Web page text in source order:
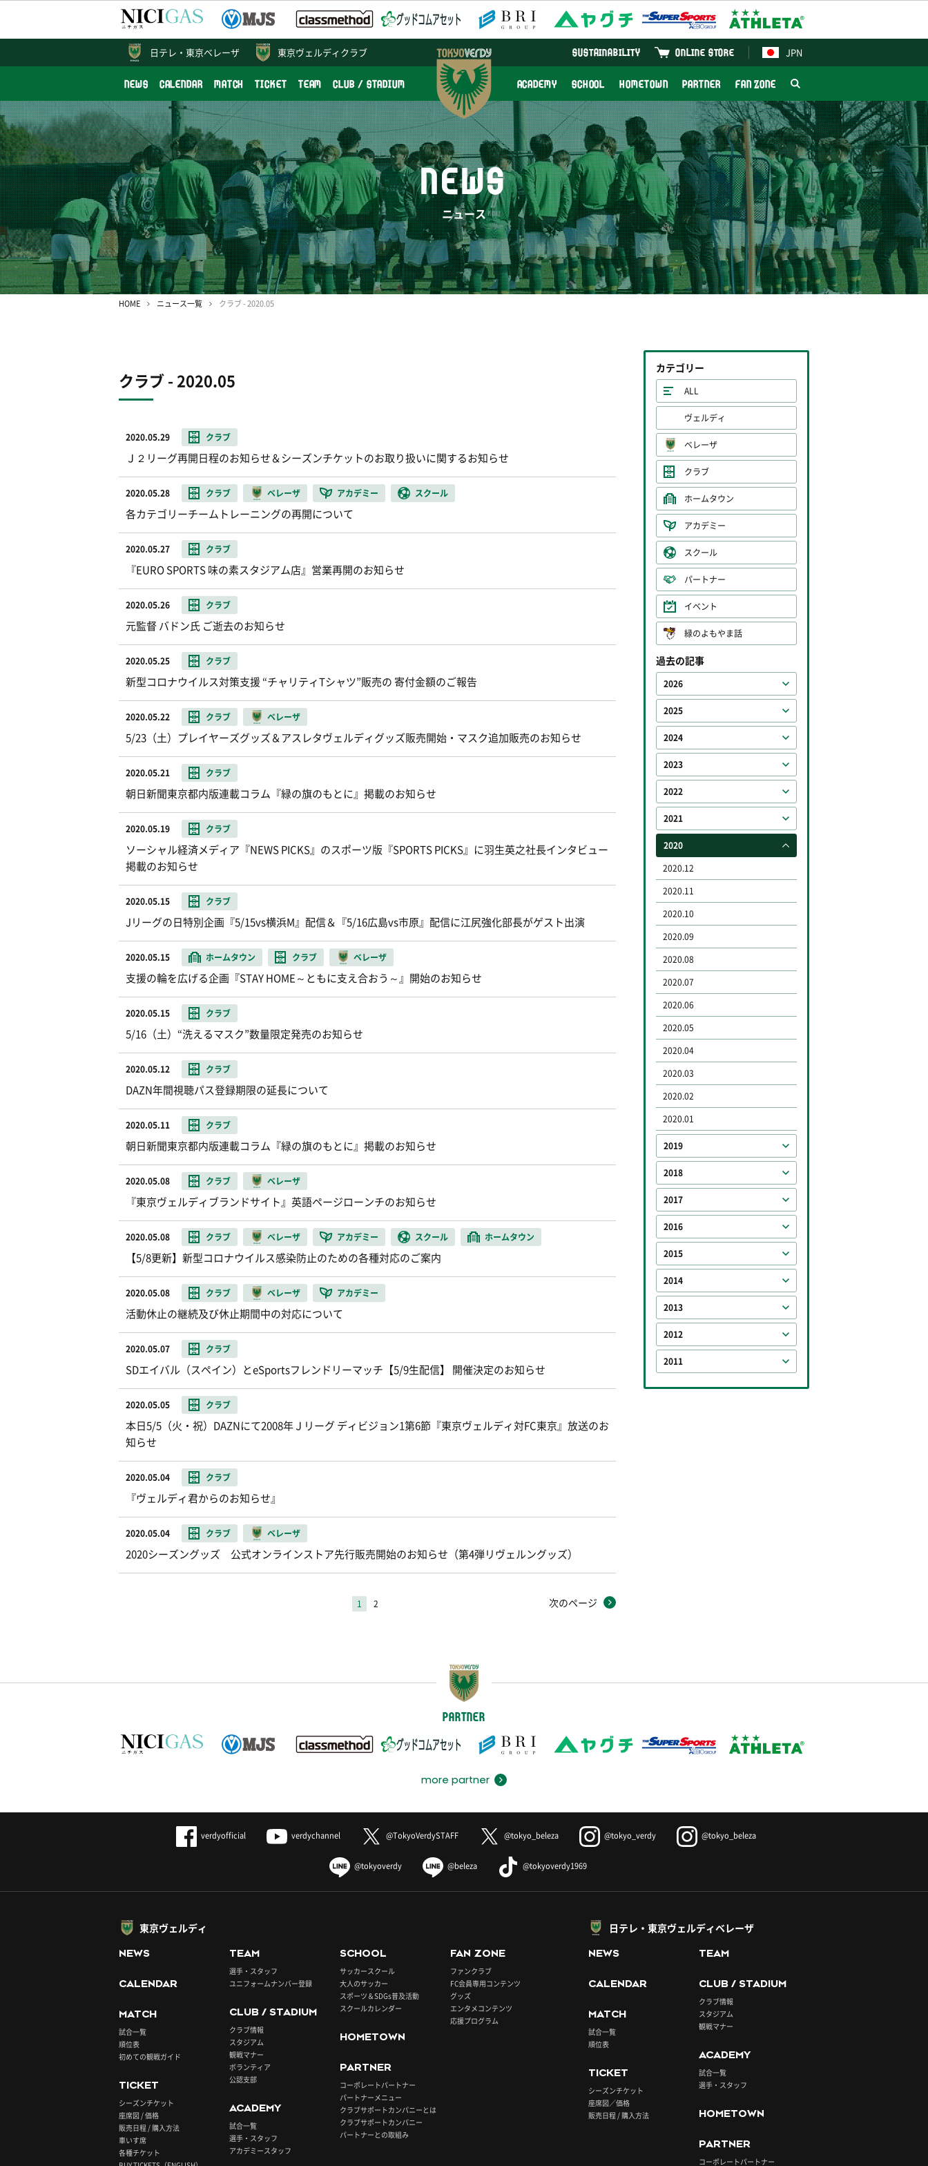
東京ヴェルディクラブ JPN
ONLINE STORE
SUSTAINABILITY
NEWS CALENDAR MATCH TICKET TEAM CLUB / STADIUM ACADEMY SCHOOL HOMETOWN PARTNER FAN ZONE
日テレ・ 東京ベレーザ
NEWS
ニュース
HOME ニュース一覧 クラブ - 2020.05
クラブ - 2020.05
2020.05.29 クラブ
Ｊ２リーグ再開日程のお知らせ＆シーズンチケットのお取り扱いに関するお知らせ
2020.05.28 クラブ ベレーザ アカデミー スクール
各カテゴリーチームトレーニングの再開について
2020.05.27 クラブ
『EURO SPORTS 味の素スタジアム店』営業再開のお知らせ
2020.05.26 クラブ
元監督 バドン氏 ご逝去のお知らせ
2020.05.25 クラブ
新型コロナウイルス対策支援 “チャリティTシャツ”販売の 寄付金額のご報告
2020.05.22 クラブ ベレーザ
5/23（土）プレイヤーズグッズ＆アスレタヴェルディグッズ販売開始・マスク追加販売のお知らせ
2020.05.21 クラブ
朝日新聞東京都内版連載コラム『緑の旗のもとに』掲載のお知らせ
2020.05.19 クラブ
ソーシャル経済メディア『NEWS PICKS』のスポーツ版『SPORTS PICKS』に羽生英之社長インタビュー
掲載のお知らせ
2020.05.15 クラブ
Jリーグの日特別企画『5/15vs横浜M』配信＆『5/16広島vs市原』配信に江尻強化部長がゲスト出演
2020.05.15 ホームタウン クラブ ベレーザ
支援の輪を広げる企画『STAY HOME～ともに支え合おう～』開始のお知らせ
2020.05.15 クラブ
5/16（土）“洗えるマスク”数量限定発売のお知らせ
2020.05.12 クラブ
DAZN年間視聴パス登録期限の延長について
2020.05.11 クラブ
朝日新聞東京都内版連載コラム『緑の旗のもとに』掲載のお知らせ
2020.05.08 クラブ ベレーザ
『東京ヴェルディブランドサイト』英語ページローンチのお知らせ
2020.05.08 クラブ ベレーザ アカデミー スクール ホームタウン
【5/8更新】新型コロナウイルス感染防止のための各種対応のご案内
2020.05.08 クラブ ベレーザ アカデミー
活動休止の継続及び休止期間中の対応について
2020.05.07 クラブ
SDエイバル（スペイン）とeSportsフレンドリーマッチ【5/9生配信】 開催決定のお知らせ
2020.05.05 クラブ
本日5/5（火・祝）DAZNにて2008年Ｊリーグ ディビジョン1第6節『東京ヴェルディ対FC東京』放送のお
知らせ
2020.05.04 クラブ
『ヴェルディ君からのお知らせ』
2020.05.04 クラブ ベレーザ
2020シーズングッズ 公式オンラインストア先行販売開始のお知らせ（第4弾リヴェルングッズ）
1 2 次のページ
カテゴリー
ALL
ヴェルディ
ベレーザ
クラブ
ホームタウン
アカデミー
スクール
パートナー
イベント
緑のよもやま話
過去の記事
2026
2025
2024
2023
2022
2021
2020
2020.12
2020.11
2020.10
2020.09
2020.08
2020.07
2020.06
2020.05
2020.04
2020.03
2020.02
2020.01
2019
2018
2017
2016
2015
2014
2013
2012
2011
PARTNER
more partner
verdyofficial verdychannel @TokyoVerdySTAFF @tokyo_beleza @tokyo_verdy @tokyo_beleza
@tokyoverdy @beleza @tokyoverdy1969
東京ヴェルディ
NEWS
CALENDAR
MATCH
試合一覧
順位表
初めての観戦ガイド
TICKET
シーズンチケット
座席図 / 価格
販売日程 / 購入方法
車いす席
各種チケット
TEAM
選手・スタッフ
ユニフォームナンバー登録
CLUB / STADIUM
クラブ情報
スタジアム
観戦マナー
ボランティア
公認支部
ACADEMY
試合一覧
選手・スタッフ
アカデミースタッフ
SCHOOL
サッカースクール
大人のサッカー
スポーツ＆SDGs普及活動
スクールカレンダー
HOMETOWN
PARTNER
コーポレートパートナー
パートナーメニュー
クラブサポートカンパニーとは
クラブサポートカンパニー
パートナーとの取組み
FAN ZONE
ファンクラブ
FC会員専用コンテンツ
グッズ
エンタメコンテンツ
応援プログラム
日テレ・東京ヴェルディベレーザ
NEWS
CALENDAR
MATCH
試合一覧
順位表
TICKET
シーズンチケット
座席図／価格
販売日程 / 購入方法
TEAM
CLUB / STADIUM
クラブ情報
スタジアム
観戦マナー
ACADEMY
試合一覧
選手・スタッフ
HOMETOWN
PARTNER
コーポレートパートナー